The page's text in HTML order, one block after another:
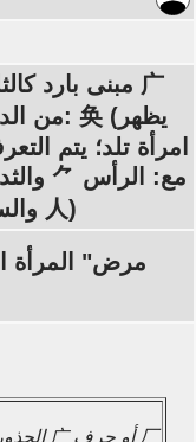
امرأة تلد؛ يتم
ハ والساقان المتباعدتان 人)
الجذور المماثلة هي: بناء 广 أو جرف 厂